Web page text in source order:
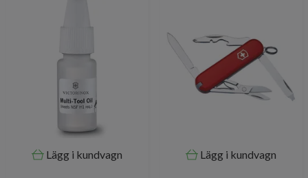
Lägg i kundvagn Lägg i kundvagn